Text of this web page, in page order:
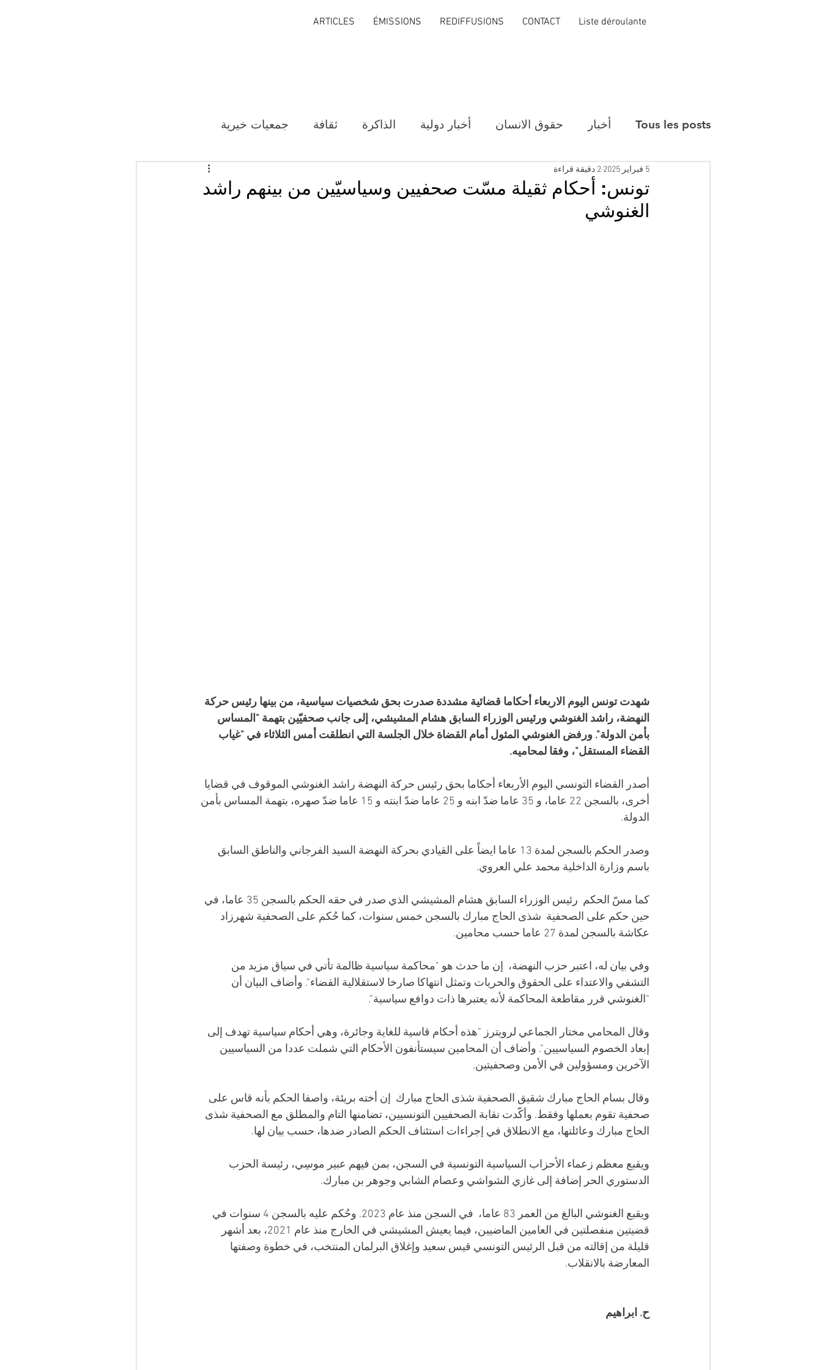
ARTICLES ÉMISSIONS REDIFFUSIONS CONTACT Liste déroulante
Tous les posts أخبار حقوق الانسان أخبار دولية الذاكرة ثقافة جمعيات خيرية
تونس: أحكام ثقيلة مسّت صحفيين وسياسيّين من بينهم راشد
الغنوشي
5 فبراير 2025 2 دقيقة قراءة
شهدت تونس اليوم الاربعاء أحكاما قضائية مشددة صدرت بحق شخصيات سياسية، من بينها رئيس حركة
النهضة، راشد الغنوشي ورئيس الوزراء السابق هشام المشيشي، إلى جانب صحفيّين بتهمة "المساس
بأمن الدولة". ورفض الغنوشي المثول أمام القضاة خلال الجلسة التي انطلقت أمس الثلاثاء في "غياب
القضاء المستقل"، وفقا لمحاميه.
أصدر القضاء التونسي اليوم الأربعاء أحكاما بحق رئيس حركة النهضة راشد الغنوشي الموقوف في قضايا
أخرى، بالسجن 22 عاما، و 35 عاما ضدّ ابنه و 25 عاما ضدّ ابنته و 15 عاما ضدّ صهره، بتهمة المساس بأمن
الدولة.
وصدر الحكم بالسجن لمدة 13 عاما ايضاً على القيادي بحركة النهضة السيد الفرجاني والناطق السابق
باسم وزارة الداخلية محمد علي العروي.
كما مسّ الحكم  رئيس الوزراء السابق هشام المشيشي الذي صدر في حقه الحكم بالسجن 35 عاما، في
حين حكم على الصحفية  شذى الحاج مبارك بالسجن خمس سنوات، كما حُكم على الصحفية شهرزاد
عكاشة بالسجن لمدة 27 عاما حسب محامين.
وفي بيان له، اعتبر حزب النهضة،  إن ما حدث هو "محاكمة سياسية ظالمة تأتي في سياق مزيد من
التشفي والاعتداء على الحقوق والحريات وتمثل انتهاكا صارخا لاستقلالية القضاء". وأضاف البيان أن
"الغنوشي قرر مقاطعة المحاكمة لأنه يعتبرها ذات دوافع سياسية".
وقال المحامي مختار الجماعي لرويترز "هذه أحكام قاسية للغاية وجائرة، وهي أحكام سياسية تهدف إلى
إبعاد الخصوم السياسيين". وأضاف أن المحامين سيستأنفون الأحكام التي شملت عددا من السياسيين
الآخرين ومسؤولين في الأمن وصحفيتين.
وقال بسام الحاج مبارك شقيق الصحفية شذى الحاج مبارك  إن أخته بريئة، واصفا الحكم بأنه قاس على
صحفية تقوم بعملها وفقط. وأكّدت نقابة الصحفيين التونسيين، تضامنها التام والمطلق مع الصحفية شذى
الحاج مبارك وعائلتها، مع الانطلاق في إجراءات استئناف الحكم الصادر ضدها، حسب بيان لها.
ويقبع معظم زعماء الأحزاب السياسية التونسية في السجن، بمن فيهم عبير موسِي، رئيسة الحزب
الدستوري الحر إضافة إلى غازي الشواشي وعصام الشابي وجوهر بن مبارك.
ويقبع الغنوشي البالغ من العمر 83 عاما،  في السجن منذ عام 2023. وحُكم عليه بالسجن 4 سنوات في
قضيتين منفصلتين في العامين الماضيين، فيما يعيش المشيشي في الخارج منذ عام 2021، بعد أشهر
قليلة من إقالته من قبل الرئيس التونسي قيس سعيد وإغلاق البرلمان المنتخب، في خطوة وصفتها
المعارضة بالانقلاب.
ح. ابراهيم